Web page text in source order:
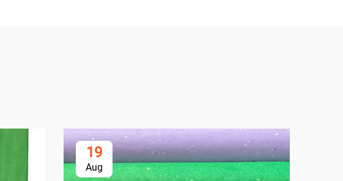
19
Aug